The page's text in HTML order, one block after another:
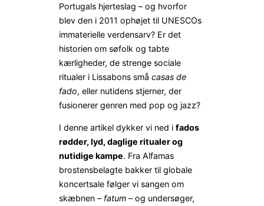
Portugals hjerteslag – og hvorfor
blev den i 2011 ophøjet til UNESCOs
immaterielle verdensarv? Er det
historien om søfolk og tabte
kærligheder, de strenge sociale
ritualer i Lissabons små casas de
fado, eller nutidens stjerner, der
fusionerer genren med pop og jazz?
I denne artikel dykker vi ned i fados
rødder, lyd, daglige ritualer og
nutidige kampe. Fra Alfamas
brostensbelagte bakker til globale
koncertsale følger vi sangen om
skæbnen – fatum – og undersøger,